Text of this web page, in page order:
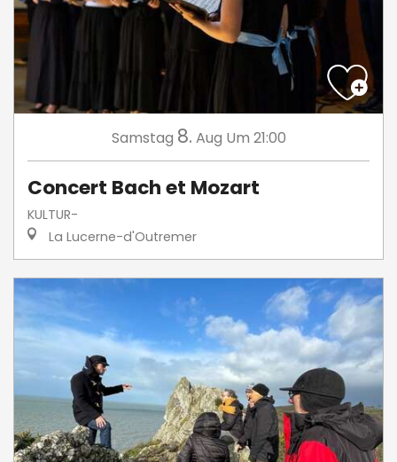
Samstag 8. Aug Um 21:00
Concert Bach et Mozart
KULTUR-
La Lucerne-d'Outremer